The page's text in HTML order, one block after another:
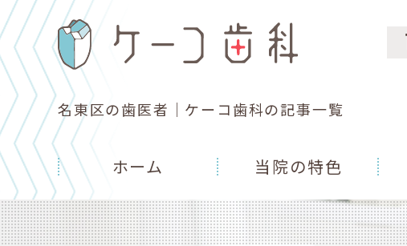
名東区の歯医者｜ケーコ歯科の記事一覧
ホーム 当院の特色